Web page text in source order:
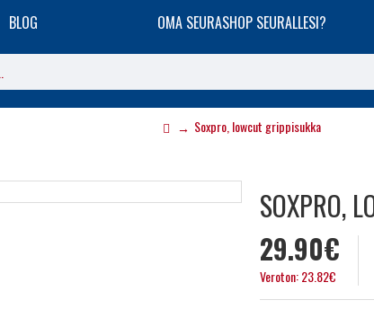
BLOG OMA SEURASHOP SEURALLESI?
Soxpro, lowcut grippisukka
SOXPRO,
29.90€
Veroton: 23.82€